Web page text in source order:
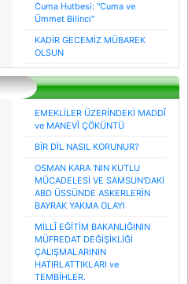
Cuma Hutbesi: "Cuma ve
Ümmet Bilinci"
KADİR GECEMİZ MÜBAREK
OLSUN
EMEKLİLER ÜZERİNDEKİ MADDÎ
ve MANEVÎ ÇÖKÜNTÜ
BİR DİL NASIL KORUNUR?
OSMAN KARA ’NIN KUTLU
MÜCADELESİ VE SAMSUN'DAKİ
ABD ÜSSÜNDE ASKERLERİN
BAYRAK YAKMA OLAYI
MİLLÎ EĞİTİM BAKANLIĞININ
MÜFREDAT DEĞİŞİKLİĞİ
ÇALIŞMALARININ
HATIRLATTIKLARI ve
TEMBİHLER.